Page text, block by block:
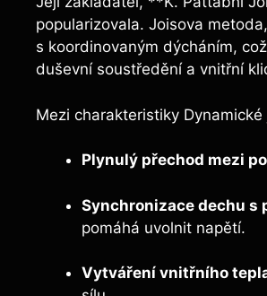
popularizovala. Joisova
s koordinovaným dýcháním,
duševní soustředění a vnitřní
Mezi charakteristiky
Plynulý přechod mezi
Synchronizace dechu s
pomáhá uvolnit napětí.
Vytváření vnitřního